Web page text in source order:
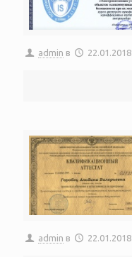
admin в 22.01.2018
admin в 22.01.2018